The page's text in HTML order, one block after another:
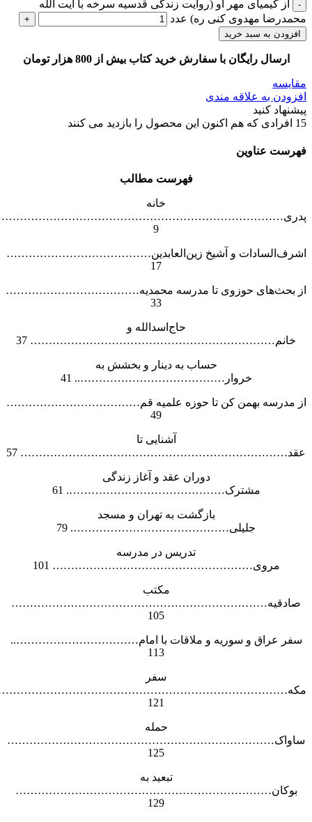
از کیمیای مهر او (روایت زندگی قدسیه سرخه با آیت الله
محمدرضا مهدوی کنی ره) عدد
افزودن به سبد خرید
ارسال رایگان با سفارش خرید کتاب بیش از 800 هزار تومان
مقایسه
افزودن به علاقه مندی
پیشنهاد کنید
15 افرادی که هم اکنون این محصول را بازدید می کنند
فهرست عناوین
فهرست مطالب
خانه
9
اشرف‌السادات و آشیخ زین‌العابدین…………………………………
17
از بحث‌های حوزوی تا مدرسه محمدیه………………………………
33
حاج‌اسدالله و
خانم………………………………………………………… 37
حساب به دینار و بخشش به
خروار………………………………….. 41
از مدرسه بهمن کن تا حوزه علمیه قم………………………………
49
آشنایی تا
عقد……………………………………………………………… 57
دوران عقد و آغاز زندگی
مشترک……………………………………. 61
بازگشت به تهران و مسجد
جلیلی……………………………………. 79
تدریس در مدرسه
مروی……………………………………………… 101
مکتب
صادقیه……………………………………………………………
105
سفر عراق و سوریه و ملاقات با امام……………………………..
113
سفر
121
حمله
ساواک………………………………………………………………
125
تبعید به
بوکان……………………………………………………………
129